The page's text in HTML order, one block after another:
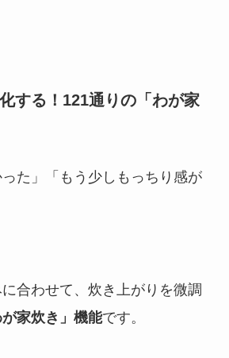
する！121通りの「わが家
った」「もう少しもっちり感が
合わせて、炊き上がりを微調
家炊き」機能です。